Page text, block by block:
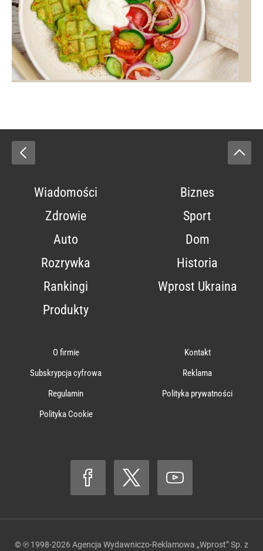
Wiadomości
Biznes
Zdrowie
Sport
Auto
Dom
Rozrywka
Historia
Rankingi
Wprost Ukraina
Produkty
O firmie
Kontakt
Subskrypcja cyfrowa
Reklama
Regulamin
Polityka prywatności
Polityka Cookie
© ℗ 1998-2026 Agencja Wydawniczo-Reklamowa „Wprost” Sp. z